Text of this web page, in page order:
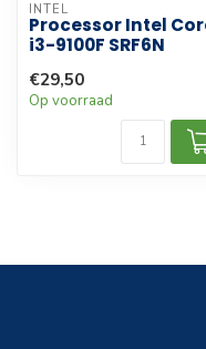
INTEL
Processor Intel
i3-9100F SRF6N
€29,50
Op voorraad